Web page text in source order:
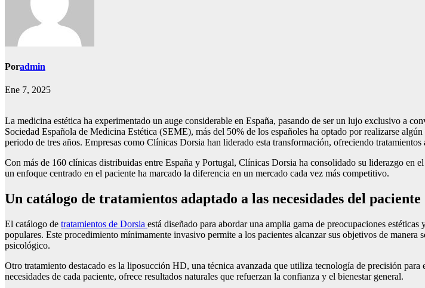
Poradmin
Ene 7, 2025
La medicina estética ha experimentado un auge considerable en España, pasando de ser un lujo exclusivo a
Sociedad Española de Medicina Estética (SEME), más del 50% de los españoles ha optado por realizarse
periodo de tres años. Empresas como Clínicas Dorsia han liderado esta transformación, ofreciendo tratamientos
Con más de 160 clínicas distribuidas entre España y Portugal, Clínicas Dorsia ha consolidado su liderazgo
un enfoque centrado en el paciente ha marcado la diferencia en un mercado cada vez más competitivo.
Un catálogo de tratamientos adaptado a las necesidades del paciente
El catálogo de tratamientos de Dorsia está diseñado para abordar una amplia gama de preocupaciones
populares. Este procedimiento mínimamente invasivo permite a los pacientes alcanzar sus objetivos de
psicológico.
Otro tratamiento destacado es la liposucción HD, una técnica avanzada que utiliza tecnología de precisión
necesidades de cada paciente, ofrece resultados naturales que refuerzan la confianza y el bienestar general.